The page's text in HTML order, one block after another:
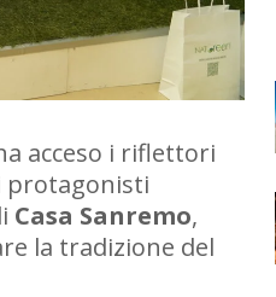
acceso i riflettori
protagonisti
Casa Sanremo,
la tradizione del